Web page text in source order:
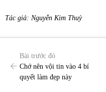
Tác giả: Nguyễn Kim Thuỳ
Bài trước đó
Chớ nên vội tin vào 4 bí
quyết làm đẹp này